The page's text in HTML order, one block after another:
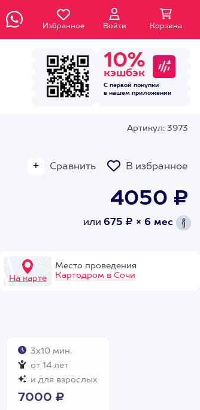
Избранное Войти Корзина
10%
кэшбэк
С первой покупки
в нашем приложении
Артикул: 3973
Сравнить В избранное
4050 ₽
или 675 ₽ × 6 мес
На карте
Место проведения
Картодром в Сочи
3х10 мин.
от 14 лет
и для взрослых
7000 ₽